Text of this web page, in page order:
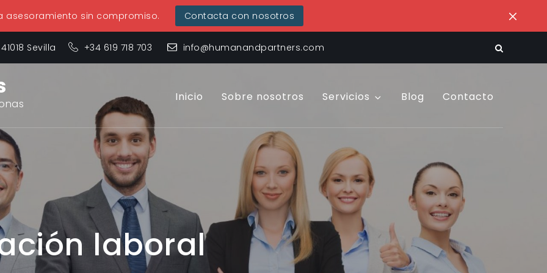
asesoramiento sin compromiso.
Contacta con nosotros
Sevilla +34 619 718 703 info@humanandpartners.com
Inicio Sobre nosotros Servicios Blog Contacto
laboral